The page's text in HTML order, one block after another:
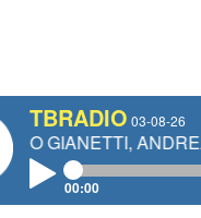
TBRADIO 03-08-26
ANDREA
00:00